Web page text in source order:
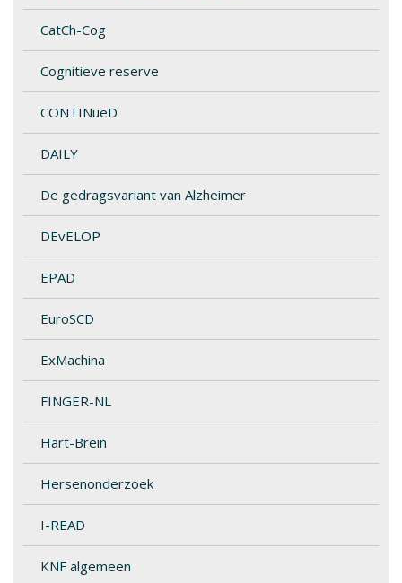
CatCh-Cog
Cognitieve reserve
CONTINueD
DAILY
De gedragsvariant van Alzheimer
DEvELOP
EPAD
EuroSCD
ExMachina
FINGER-NL
Hart-Brein
Hersenonderzoek
I-READ
KNF algemeen